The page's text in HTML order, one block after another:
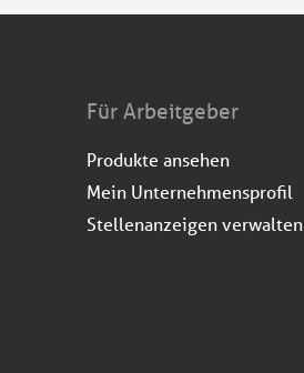
Für Arbeitgeber
Produkte ansehen
Mein Unternehmensprofil
Stellenanzeigen verwalten